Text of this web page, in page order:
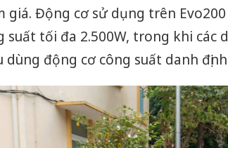
giá. Động cơ sử dụng trên
suất tối đa 2.500W, trong khi các
động cơ công suất danh định